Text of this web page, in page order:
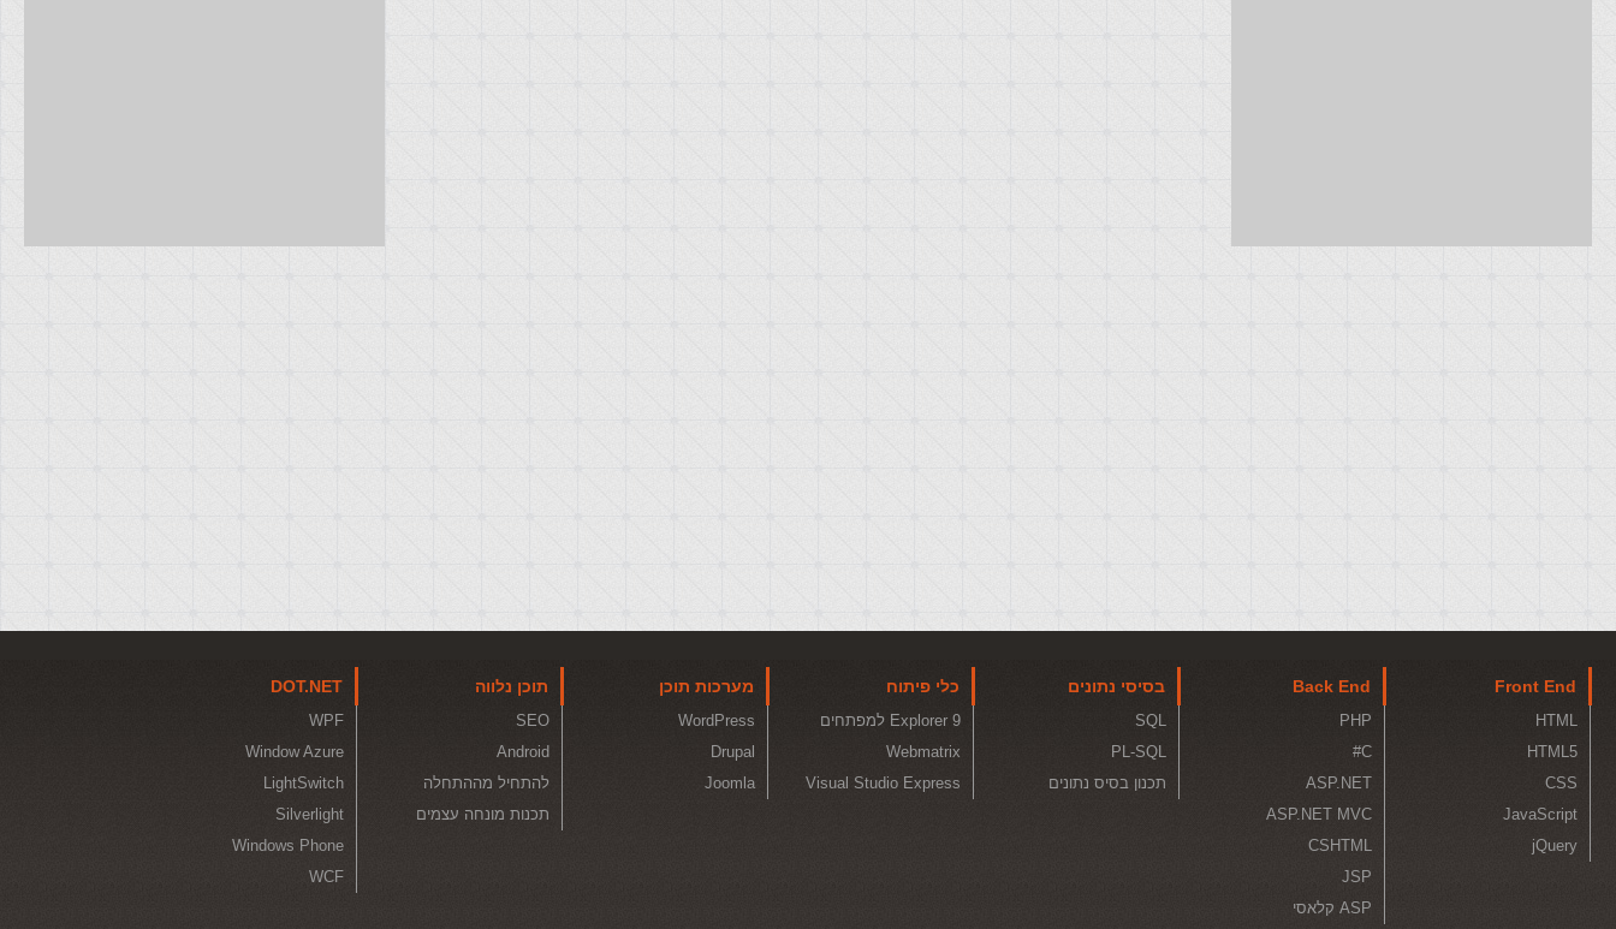
Front End
HTML
HTML5
CSS
JavaScript
jQuery
Back End
PHP
C#
ASP.NET
ASP.NET MVC
CSHTML
JSP
ASP קלאסי
בסיסי נתונים
SQL
PL-SQL
תכנון בסיס נתונים
כלי פיתוח
Explorer 9 למפתחים
Webmatrix
Visual Studio Express
מערכות תוכן
WordPress
Drupal
Joomla
תוכן נלווה
SEO
Android
להתחיל מההתחלה
תכנות מונחה עצמים
DOT.NET
WPF
Window Azure
LightSwitch
Silverlight
Windows Phone
WCF